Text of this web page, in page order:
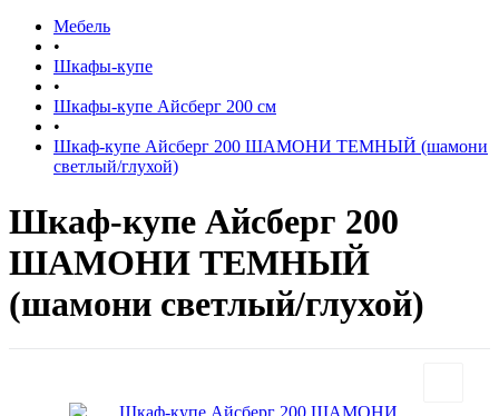
Мебель
•
Шкафы-купе
•
Шкафы-купе Айсберг 200 см
•
Шкаф-купе Айсберг 200 ШАМОНИ ТЕМНЫЙ (шамони
светлый/глухой)
Шкаф-купе Айсберг 200
ШАМОНИ ТЕМНЫЙ
(шамони светлый/глухой)